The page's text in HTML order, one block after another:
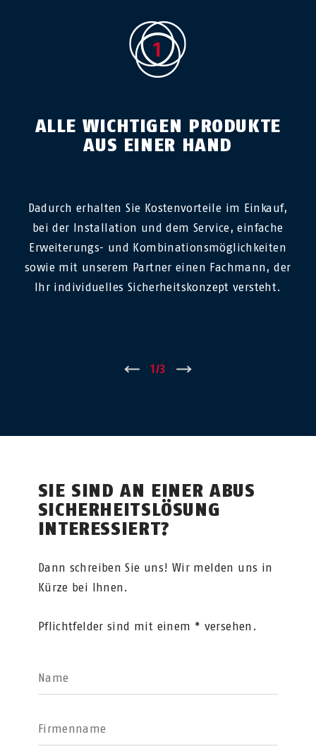
ALLE WICHTIGEN PRODUKTE
AUS EINER HAND
Dadurch erhalten Sie Kostenvorteile im Einkauf,
bei der Installation und dem Service, einfache
Erweiterungs- und Kombinationsmöglichkeiten
sowie mit unserem Partner einen Fachmann, der
Ihr individuelles Sicherheitskonzept versteht.
1/3
SIE SIND AN EINER ABUS
SICHERHEITSLÖSUNG
INTERESSIERT?
Dann schreiben Sie uns! Wir melden uns in
Kürze bei Ihnen.
Pflichtfelder sind mit einem * versehen.
Name
Firmenname